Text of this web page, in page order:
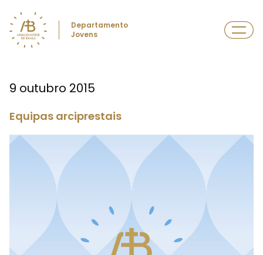
Departamento
Jovens
9 outubro 2015
Equipas arciprestais